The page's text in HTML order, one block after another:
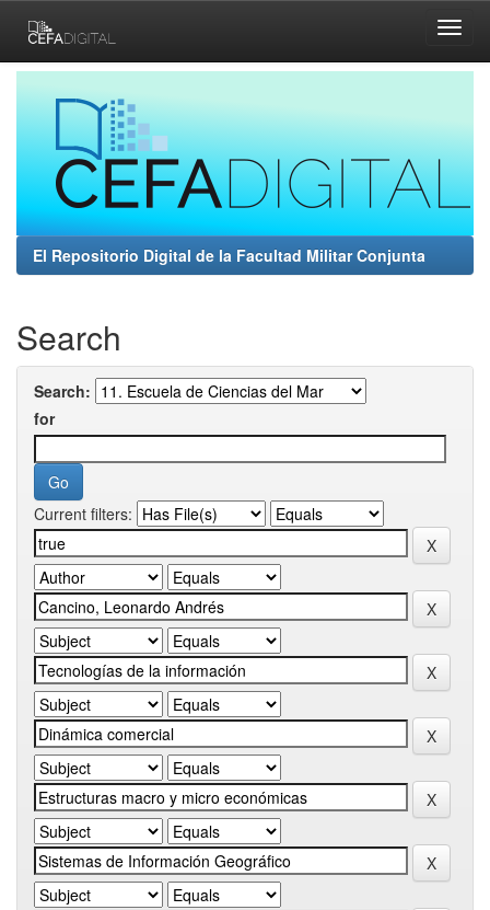
navigation
El Repositorio Digital de la Facultad Militar Conjunta
Search
Search:
for
Current filters: